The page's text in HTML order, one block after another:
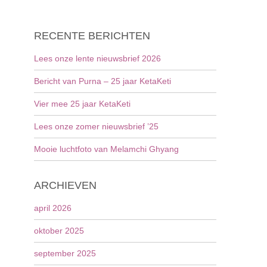
RECENTE BERICHTEN
Lees onze lente nieuwsbrief 2026
Bericht van Purna – 25 jaar KetaKeti
Vier mee 25 jaar KetaKeti
Lees onze zomer nieuwsbrief ’25
Mooie luchtfoto van Melamchi Ghyang
ARCHIEVEN
april 2026
oktober 2025
september 2025